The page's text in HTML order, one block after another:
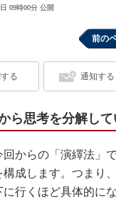
09時00分 公開
前の
る 通知する
ら思考を分解して
からの「演繹法」
構成します。つまり
に行くほど具体的に